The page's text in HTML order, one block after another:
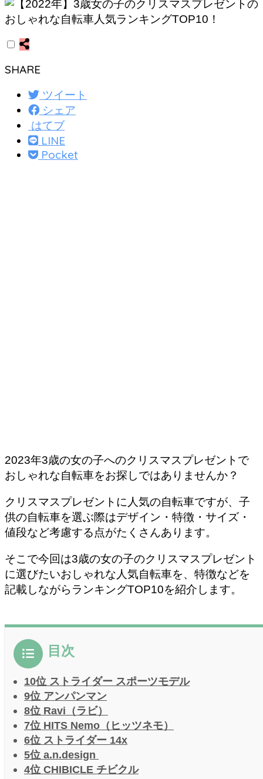
SHARE
ツイート
シェア
はてブ
LINE
Pocket
2023年3歳の女の子へのクリスマスプレゼントで
おしゃれな自転車をお探しではありませんか？
クリスマスプレゼントに人気の自転車ですが、子
供の自転車を選ぶ際はデザイン・特徴・サイズ・
値段など考慮する点がたくさんあります。
そこで今回は3歳の女の子のクリスマスプレゼント
に選びたいおしゃれな人気自転車を、特徴などを
記載しながらランキングTOP10を紹介します。
目次
10位 ストライダー スポーツモデル
9位 アンパンマン
8位 Ravi（ラビ）
7位 HITS Nemo（ヒッツネモ）
6位 ストライダー 14x
5位 a.n.design
4位 CHIBICLE チビクル